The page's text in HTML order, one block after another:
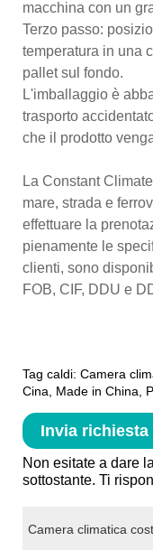
macchina con un
Terzo passo:
temperatura in una
pallet sul fondo.
L'imballaggio è
trasporto
che il prodotto
La Constant
mare, strada e
effettuare la
pienamente le
clienti, sono
FOB, CIF, DDU e
Tag caldi: Camera
Cina, Made in China,
Invia richiesta
Non esitate a dare
sottostante. Ti